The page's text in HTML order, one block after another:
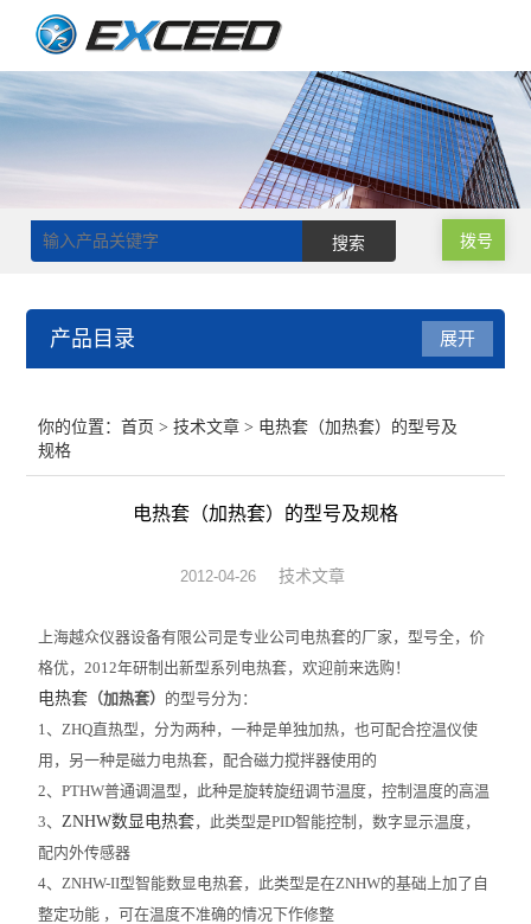
拨号
产品目录
双层玻璃反应釜
单层玻璃反应釜
低温冷却液循环泵
低温反应浴槽
高低温循环一体机
不锈钢高压反应釜
电热套
恒温干燥箱
展开
你的位置：首页 >技术文章 > 电热套（加热套）的型号及
规格
电热套（加热套）的型号及规格
2012-04-26 技术文章
上海越众仪器设备有限公司是专业公司电热套的厂家，型号全，价
格优，2012年研制出新型系列电热套，欢迎前来选购！
电热套 （加热套） 的型号分为：
1、ZHQ直热型，分为两种，一种是单独加热，也可配合控温仪使
用，另一种是磁力电热套，配合磁力搅拌器使用的
2、PTHW普通调温型，此种是旋转旋纽调节温度，控制温度的高温
3、ZNHW数显电热套，此类型是PID智能控制，数字显示温度，
配内外传感器
4、ZNHW-II型智能数显电热套，此类型是在ZNHW的基础上加了自
整定功能 ，可在温度不准确的情况下作修整